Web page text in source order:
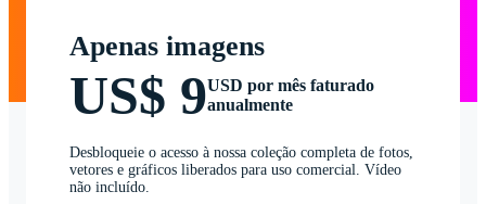
Apenas imagens
US$ 9USD por mês faturado
anualmente
Desbloqueie o acesso à nossa coleção completa de fotos,
vetores e gráficos liberados para uso comercial. Vídeo
não incluído.